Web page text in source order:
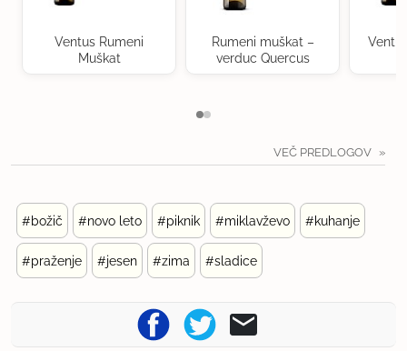
Ventus Rumeni
Muškat
Rumeni muškat –
verduc Quercus
VEČ PREDLOGOV
#božič #novo leto #piknik #miklavževo #kuhanje
#praženje #jesen #zima #sladice